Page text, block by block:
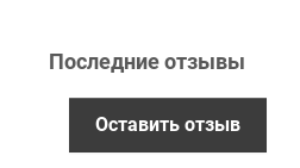
Безналичный расчет (с НДС)
Последние отзывы
Оставить отзыв